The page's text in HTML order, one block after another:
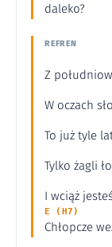
daleko?
REFREN
Z
W oczach
To już tyle
Tylko żagli
I wciąż
E (H7)
Chłopcze